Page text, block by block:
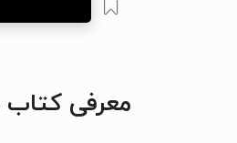
معرفی کتاب